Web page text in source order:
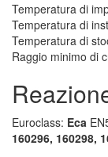
Temperatura di
Temperatura di
Temperatura di
Raggio minimo di
Euroclass: Eca
160296, 160298,